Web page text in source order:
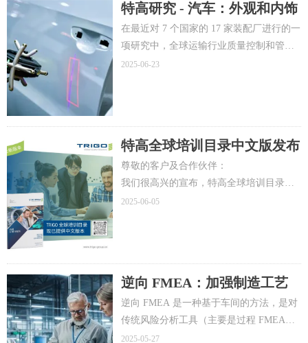
特高研究 - 汽车：外观和内饰
部件占制造商质量控制成本的
50%
在最近对 7 个国家的 17 家装配厂进行的一
项研究中，全球运输行业质量控制和管理
的领导者 TRIGO 考察了汽车制造商在汽车
（13.6%）。
2025-06-23
特高全球培训目录中文版发布
尊敬的客户及合作伙伴：
我们很高兴的宣布，特高全球培训目录中
文版现已正式发布！
2025-06-05
逆向 FMEA：加强制造工艺
稳健性的实用方法
逆向 FMEA 是一种基于车间的方法，是对
传统风险分析工具（主要是过程 FMEA，
也可能是控制计划或机械 FMEA）的补
2025-05-27